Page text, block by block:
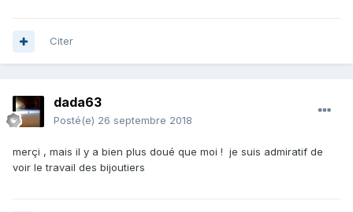
Citer
dada63
Posté(e) 26 septembre 2018
merçi , mais il y a bien plus doué que moi ! je suis admiratif de
voir le travail des bijoutiers